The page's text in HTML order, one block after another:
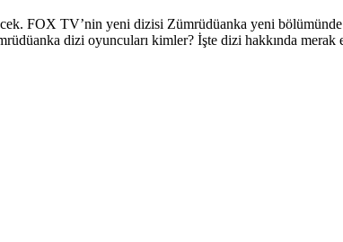
FOX TV’nin yeni dizisi Zümrüdüanka yeni bölümünde
dizi oyuncuları kimler? İşte dizi hakkında